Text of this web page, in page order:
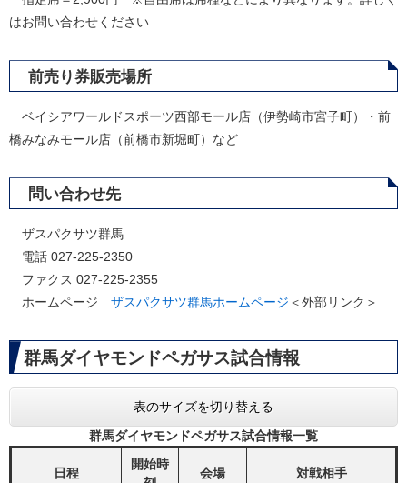
はお問い合わせください
前売り券販売場所
ベイシアワールドスポーツ西部モール店（伊勢崎市宮子町）・前
橋みなみモール店（前橋市新堀町）など
問い合わせ先
ザスパクサツ群馬
電話 027-225-2350
ファクス 027-225-2355
ホームページ ザスパクサツ群馬ホームページ ＜外部リンク＞
群馬ダイヤモンドペガサス試合情報
表のサイズを切り替える
群馬ダイヤモンドペガサス試合情報一覧
日程
開始時
会場 対戦相手